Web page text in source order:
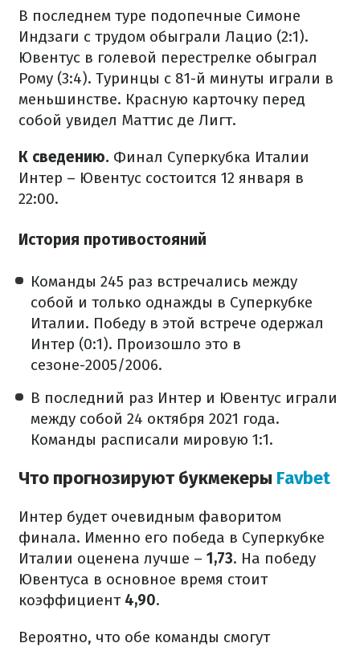
В последнем туре подопечные Симоне
Индзаги с трудом обыграли Лацио (2:1).
Ювентус в голевой перестрелке обыграл
Рому (3:4). Туринцы с 81-й минуты играли в
меньшинстве. Красную карточку перед
собой увидел Маттис де Лигт.
К сведению. Финал Суперкубка Италии
Интер – Ювентус состоится 12 января в
22:00.
История противостояний
Команды 245 раз встречались между
собой и только однажды в Суперкубке
Италии. Победу в этой встрече одержал
Интер (0:1). Произошло это в
сезоне-2005/2006.
В последний раз Интер и Ювентус играли
между собой 24 октября 2021 года.
Команды расписали мировую 1:1.
Что прогнозируют букмекеры Favbet
Интер будет очевидным фаворитом
финала. Именно его победа в Суперкубке
Италии оценена лучше – 1,73. На победу
Ювентуса в основное время стоит
коэффициент 4,90.
Вероятно, что обе команды смогут